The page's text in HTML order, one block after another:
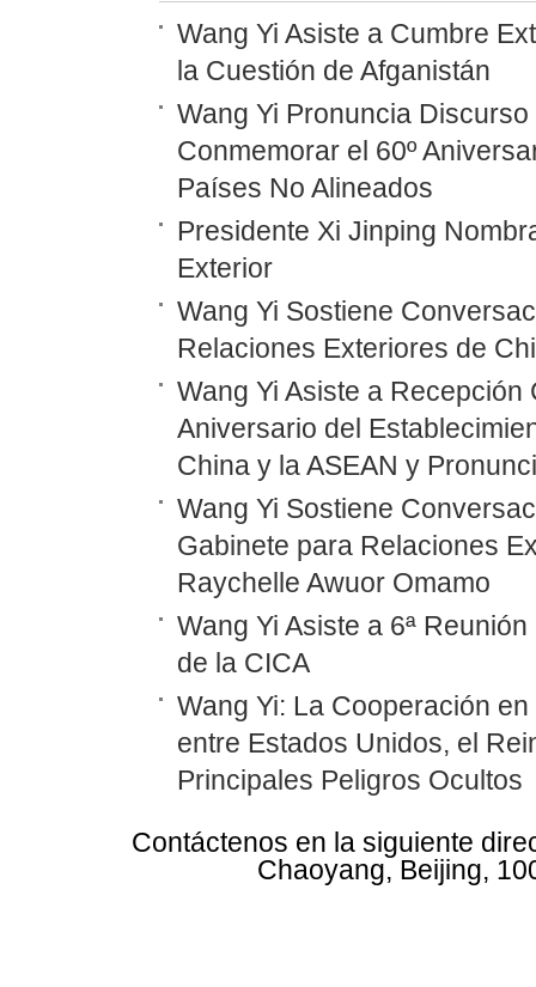
Wang Yi Asiste a Cumbre
la Cuestión de Afganistán
Wang Yi Pronuncia
Conmemorar el 60º
Países No Alineados
Presidente Xi Jinping
Exterior
Wang Yi Sostiene
Relaciones Exteriores de
Wang Yi Asiste a Recepción
Aniversario del
China y la ASEAN y
Wang Yi Sostiene
Gabinete para Relaciones
Raychelle Awuor Omamo
Wang Yi Asiste a 6ª
de la CICA
Wang Yi: La Cooperación
entre Estados Unidos, el
Principales Peligros Ocultos
Contáctenos en la siguiente
Chaoyang, Beijing,